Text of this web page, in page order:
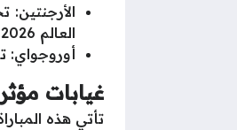
العالم 2026.
أوروجواي: تأتي في المركز
غيابات
تأتي هذه